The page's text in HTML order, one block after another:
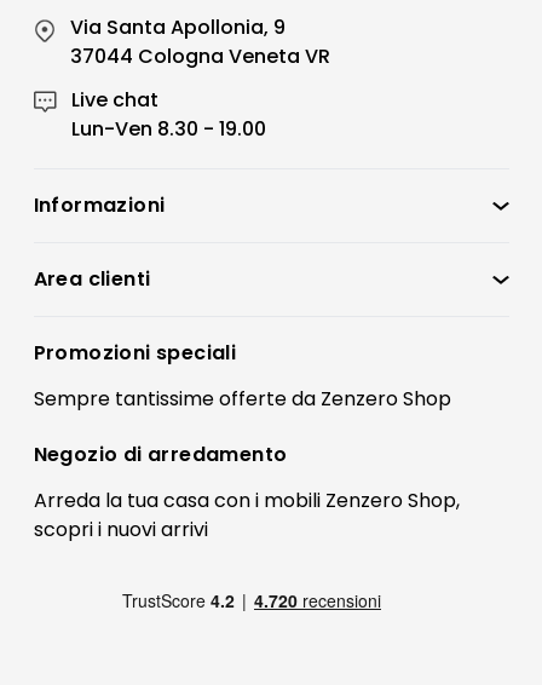
Via Santa Apollonia, 9
37044 Cologna Veneta VR
Live chat
Lun-Ven 8.30 - 19.00
Informazioni
Condizioni di vendita
Preferenze Cookies
Termini e condizioni
Contatti
FAQ
Pagamenti
Area clienti
Registrati
Il mio account
Promozioni speciali
Sempre tantissimeofferteda Zenzero Shop
Negozio di arredamento
Arreda la tua casa con i mobili Zenzero Shop,
scopri i nuovi arrivi